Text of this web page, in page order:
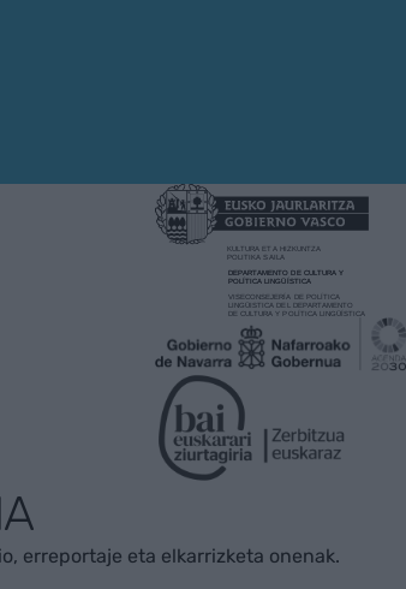
erreportaje eta elkarrizketa onenak.